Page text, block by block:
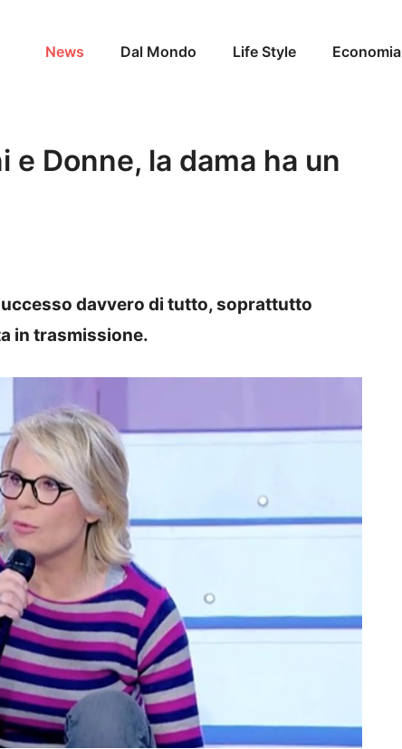
News Dal Mondo Life Style Economia
e Donne, la dama ha un
davvero di tutto, soprattutto
in trasmissione.